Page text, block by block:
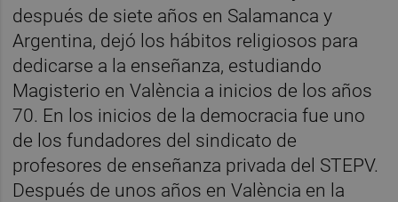
después de siete años en Salamanca y
Argentina, dejó los hábitos religiosos para
dedicarse a la enseñanza, estudiando
Magisterio en València a inicios de los años
70. En los inicios de la democracia fue uno
de los fundadores del sindicato de
profesores de enseñanza privada del STEPV.
Después de unos años en València en la